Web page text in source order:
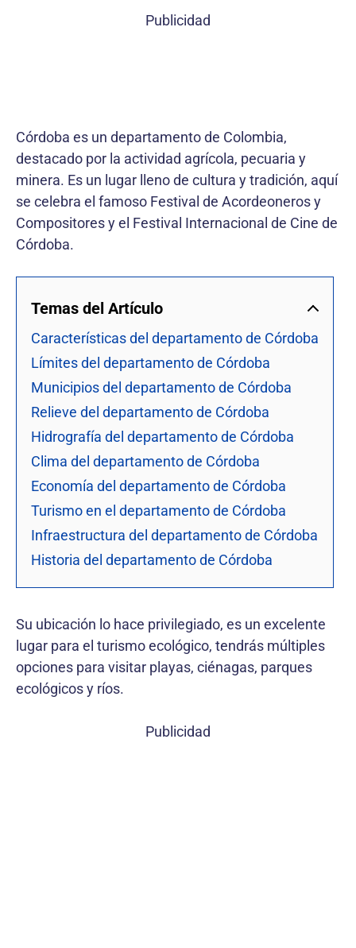
Publicidad
Córdoba es un departamento de Colombia,
destacado por la actividad agrícola, pecuaria y
minera. Es un lugar lleno de cultura y tradición, aquí
se celebra el famoso Festival de Acordeoneros y
Compositores y el Festival Internacional de Cine de
Córdoba.
Temas del Artículo
Características del departamento de Córdoba
Límites del departamento de Córdoba
Municipios del departamento de Córdoba
Relieve del departamento de Córdoba
Hidrografía del departamento de Córdoba
Clima del departamento de Córdoba
Economía del departamento de Córdoba
Turismo en el departamento de Córdoba
Infraestructura del departamento de Córdoba
Historia del departamento de Córdoba
Su ubicación lo hace privilegiado, es un excelente
lugar para el turismo ecológico, tendrás múltiples
opciones para visitar playas, ciénagas, parques
ecológicos y ríos.
Publicidad